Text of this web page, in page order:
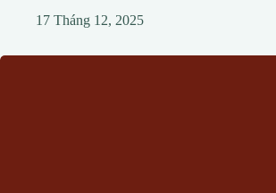
17 Tháng 12, 2025